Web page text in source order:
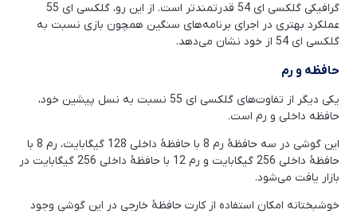
گرافیکی گلکسی ای 54 قدرتمندتر است. از این رو، گلکسی ای 55
عملکرد بهتری در اجرای برنامه‌های سنگین همچون بازی نسبت به
گلکسی ای 54 از خود نشان می‌دهد.
حافظه و رم
یکی دیگر از تفاوت‌های گلکسی ای 55 نسبت به نسل پیشین خود،
حافظه داخلی و رم است.
این گوشی در سه حافظۀ رم 8 با حافظۀ داخلی 128 گیگابایت، رم 8 با
حافظۀ داخلی 256 گیگابایت و رم 12 با حافظۀ داخلی 256 گیگابایت در
بازار یافت می‌شود.
خوشبختانه امکان استفاده از کارت حافظۀ خارجی در این گوشی وجود